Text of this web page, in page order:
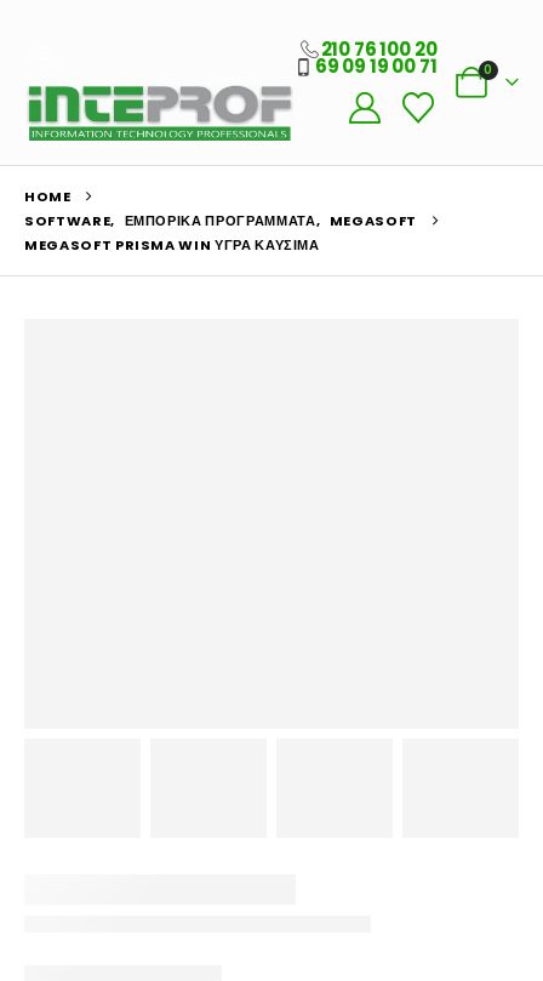
210 76 100 20
69 09 19 00 71 0
HOME
SOFTWARE, ΕΜΠΟΡΙΚΆ ΠΡΟΓΡΆΜΜΑΤΑ, MEGASOFT
MEGASOFT PRISMA WIN ΥΓΡΆ ΚΑΎΣΙΜΑ